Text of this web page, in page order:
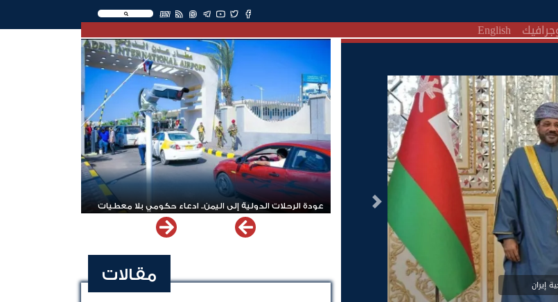
EN
English
إيران
التالى عودة الرحلات الدولية إلى اليمن.. ادعاء حكومي بلا معطيات
مقالات